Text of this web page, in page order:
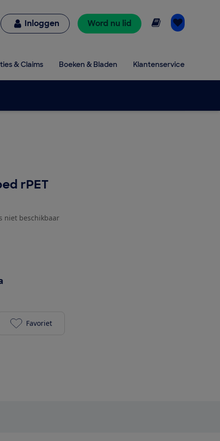
Inloggen Word nu lid Online lezen
& Claims Boeken & Bladen Klantenservice
rPET
niet beschikbaar
HEMA 4 seizoenen dekbed rPET toevoegen aan je
Favoriet